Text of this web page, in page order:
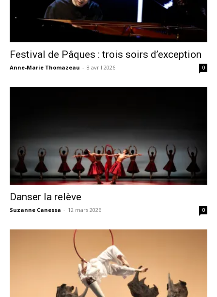
Festival de Pâques : trois soirs d’exception
Anne-Marie Thomazeau - 8 avril 2026 0
Danser la relève
Suzanne Canessa - 12 mars 2026 0